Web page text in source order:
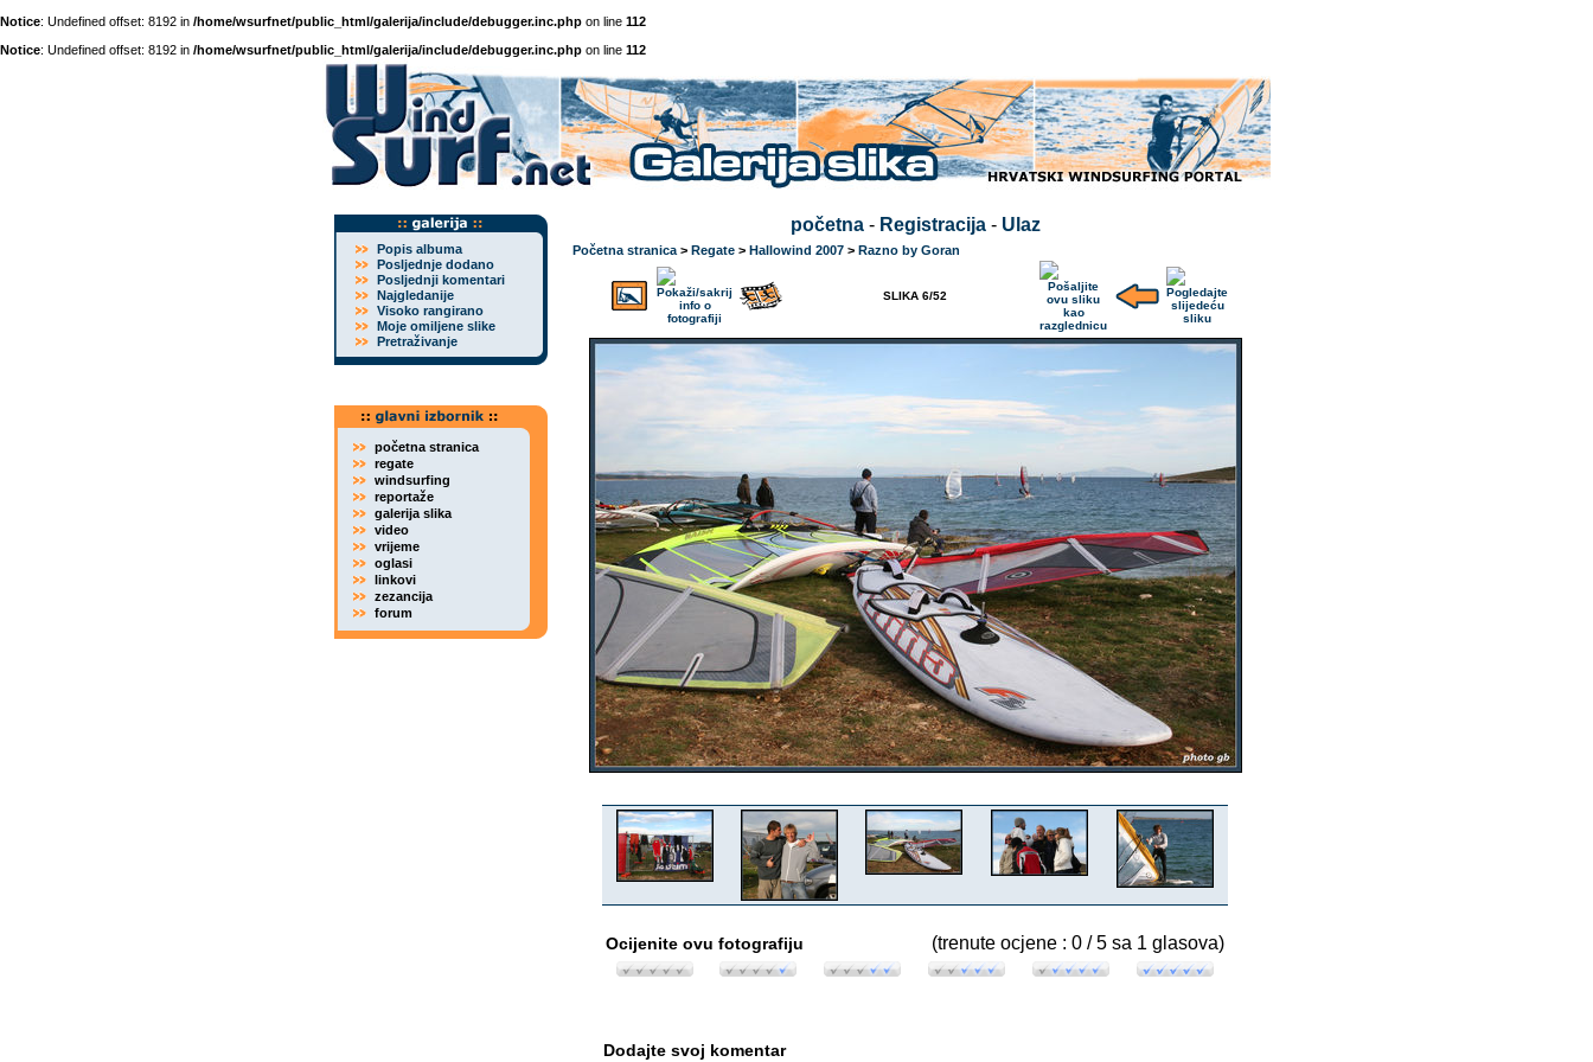
Notice: Undefined offset: 8192 in /home/wsurfnet/public_html/galerija/include/debugger.inc.php on line 112
Notice: Undefined offset: 8192 in /home/wsurfnet/public_html/galerija/include/debugger.inc.php on line 112
Popis albuma
Posljednje dodano
Posljednji komentari
Najgledanije
Visoko rangirano
Moje omiljene slike
Pretraživanje
početna stranica
regate
windsurfing
reportaže
galerija slika
video
vrijeme
oglasi
linkovi
zezancija
forum
početna- Registracija- Ulaz
Početna stranica > Regate > Hallowind 2007 > Razno by Goran
SLIKA 6/52
Ocijenite ovu fotografiju (trenute ocjene : 0 / 5 sa 1 glasova)
Dodajte svoj komentar